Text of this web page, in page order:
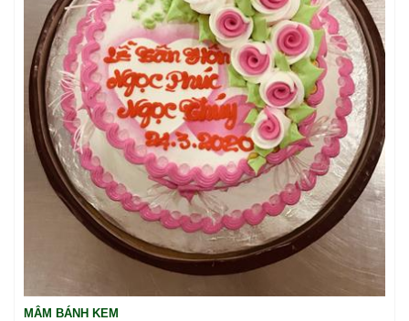
MÂM BÁNH KEM